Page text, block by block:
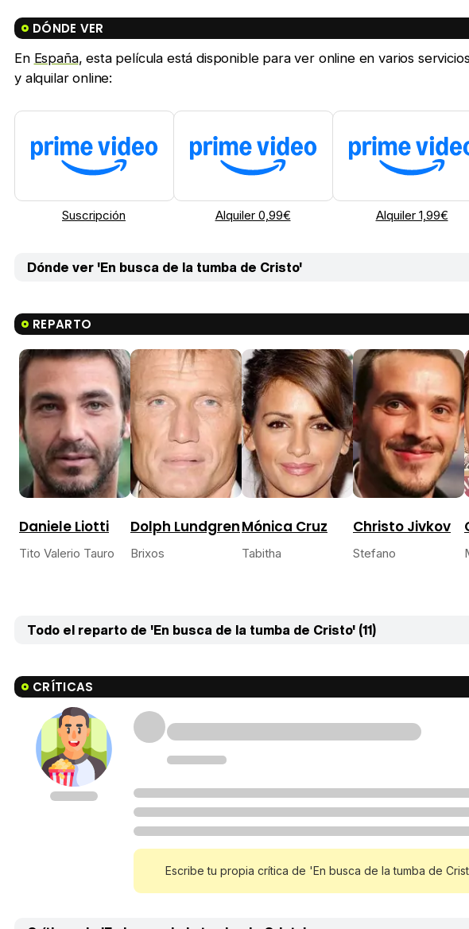
DÓNDE VER
En España, esta película está disponible para ver online en varios
y alquilar online:
Suscripción Alquiler 0,99€ Alquiler 1,99€
Dónde ver 'En busca de la tumba de Cristo'
REPARTO
Daniele Liotti
Tito Valerio Tauro
Dolph Lundgren
Brixos
Mónica Cruz
Tabitha
Christo Jivkov
Stefano
Todo el reparto de 'En busca de la tumba de Cristo' (11)
CRÍTICAS
Escribe tu propia crítica de 'En busca de la tumba de